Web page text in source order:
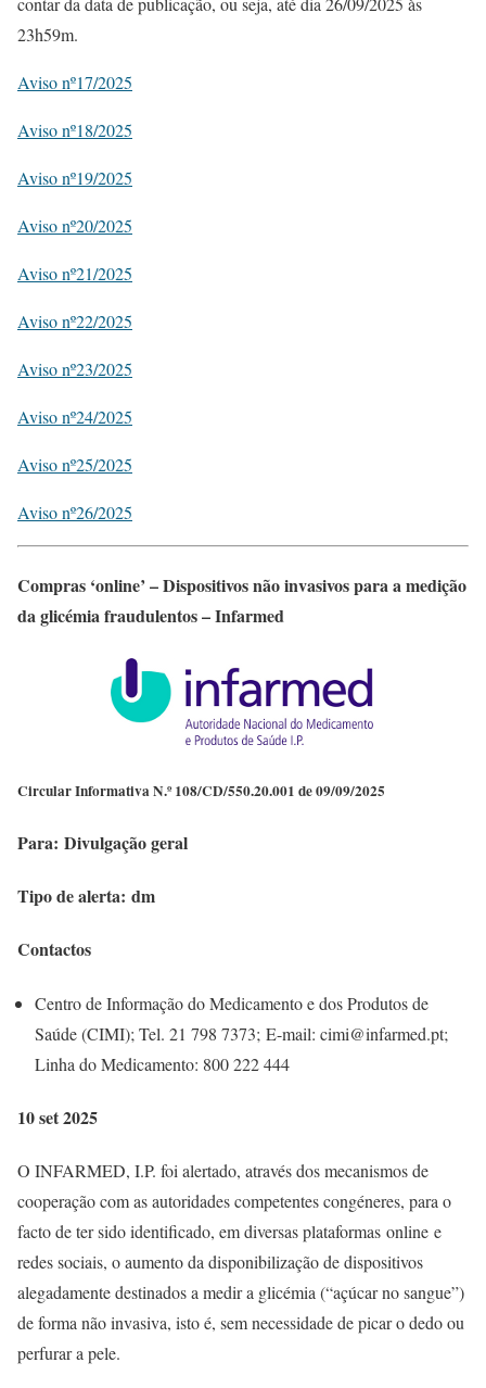
23h59m.
Aviso nº17/2025
Aviso nº18/2025
Aviso nº19/2025
Aviso nº20/2025
Aviso nº21/2025
Aviso nº22/2025
Aviso nº23/2025
Aviso nº24/2025
Aviso nº25/2025
Aviso nº26/2025
Compras ‘online’ – Dispositivos não invasivos para a medição
da glicémia fraudulentos – Infarmed
Circular Informativa N.º 108/CD/550.20.001 de 09/09/2025
Para: Divulgação geral
Tipo de alerta: dm
Contactos
Centro de Informação do Medicamento e dos Produtos de
Saúde (CIMI); Tel. 21 798 7373; E-mail: cimi@infarmed.pt;
Linha do Medicamento: 800 222 444
10 set 2025
O INFARMED, I.P. foi alertado, através dos mecanismos de
cooperação com as autoridades competentes congéneres, para o
facto de ter sido identificado, em diversas plataformas online e
redes sociais, o aumento da disponibilização de dispositivos
alegadamente destinados a medir a glicémia (“açúcar no sangue”)
de forma não invasiva, isto é, sem necessidade de picar o dedo ou
perfurar a pele.